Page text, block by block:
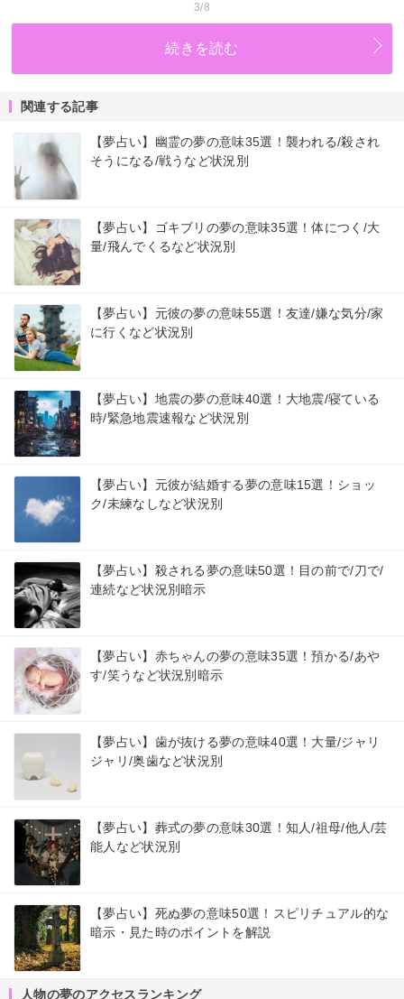
3/8
続きを読む
関連する記事
【夢占い】幽霊の夢の意味35選！襲われる/殺され
そうになる/戦うなど状況別
【夢占い】ゴキブリの夢の意味35選！体につく/大
量/飛んでくるなど状況別
【夢占い】元彼の夢の意味55選！友達/嫌な気分/家
に行くなど状況別
【夢占い】地震の夢の意味40選！大地震/寝ている
時/緊急地震速報など状況別
【夢占い】元彼が結婚する夢の意味15選！ショッ
ク/未練なしなど状況別
【夢占い】殺される夢の意味50選！目の前で/刀で/
連続など状況別暗示
【夢占い】赤ちゃんの夢の意味35選！預かる/あや
す/笑うなど状況別暗示
【夢占い】歯が抜ける夢の意味40選！大量/ジャリ
ジャリ/奥歯など状況別
【夢占い】葬式の夢の意味30選！知人/祖母/他人/芸
能人など状況別
【夢占い】死ぬ夢の意味50選！スピリチュアル的な
暗示・見た時のポイントを解説
人物の夢のアクセスランキング